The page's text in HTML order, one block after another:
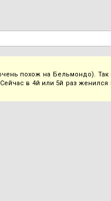
похож на Бельмондо). Так
в 4й или 5й раз женился